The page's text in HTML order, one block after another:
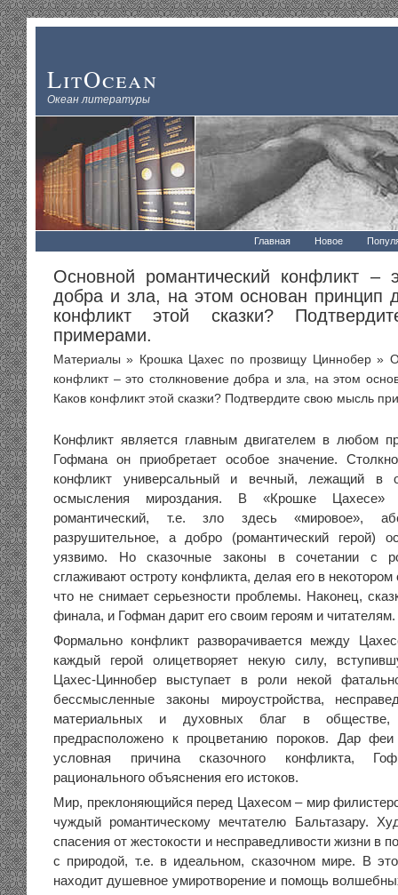
LitOcean
Океан литературы
Главная Новое
Основной романтический конфликт –
добра и зла, на этом основан принцип
конфликт этой сказки?
примерами.
Материалы » Крошка Цахес по прозвищу Циннобер»
конфликт – это столкновение добра и зла, на этом
Каков конфликт этой сказки? Подтвердите свою мысль
Конфликт является главным двигателем в любом
Гофмана он приобретает особое значение.
конфликт универсальный и вечный, лежащий в
осмысления мироздания. В «Крошке Цахесе»
романтический, т.е. зло здесь «мировое»,
разрушительное, а добро (романтический герой)
уязвимо. Но сказочные законы в сочетании с
сглаживают остроту конфликта, делая его в
что не снимает серьезности проблемы. Наконец,
финала, и Гофман дарит его своим героям и читателям.
Формально конфликт разворачивается между
каждый герой олицетворяет некую силу,
Цахес-Циннобер выступает в роли некой
бессмысленные законы мироустройства,
материальных и духовных благ в обществе,
предрасположено к процветанию пороков. Дар
условная причина сказочного конфликта,
рационального объяснения его истоков.
Мир, преклоняющийся перед Цахесом – мир
чуждый романтическому мечтателю Бальтазару.
спасения от жестокости и несправедливости жизни в
с природой, т.е. в идеальном, сказочном мире. В
находит душевное умиротворение и помощь